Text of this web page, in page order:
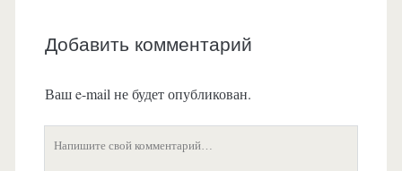
Добавить комментарий
Ваш e-mail не будет опубликован.